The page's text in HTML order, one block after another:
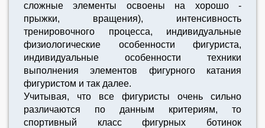
сложные элементы освоены на хорошо -
прыжки, вращения), интенсивность
тренировочного процесса, индивидуальные
физиологические особенности фигуриста,
индивидуальные особенности техники
выполнения элементов фигурного катания
фигуристом и так далее.
Учитывая, что все фигуристы очень сильно
различаются по данным критериям, то
спортивный класс фигурных ботинок